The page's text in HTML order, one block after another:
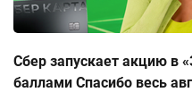
Сбер запускает акцию в
баллами Спасибо весь